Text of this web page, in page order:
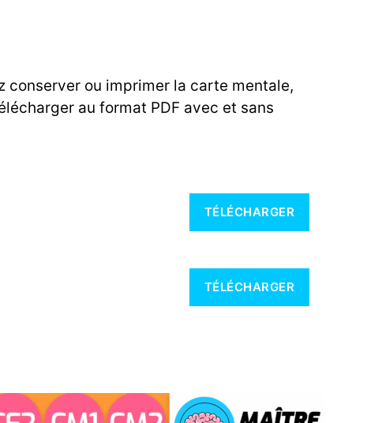
conserver ou imprimer la carte mentale,
au format PDF avec et sans
TÉLÉCHARGER
TÉLÉCHARGER